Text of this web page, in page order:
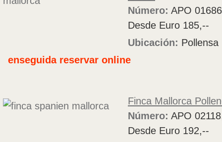
Número: APO
Desde Euro 185,--
Ubicación: Pollensa
enseguida reservar online
Finca Mallorca
Número: APO
Desde Euro 192,--